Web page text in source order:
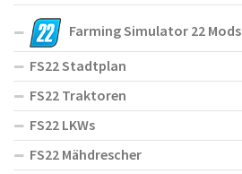
Farming Simulator 22 Mods
FS22 Stadtplan
FS22 Traktoren
FS22 LKWs
FS22 Mähdrescher